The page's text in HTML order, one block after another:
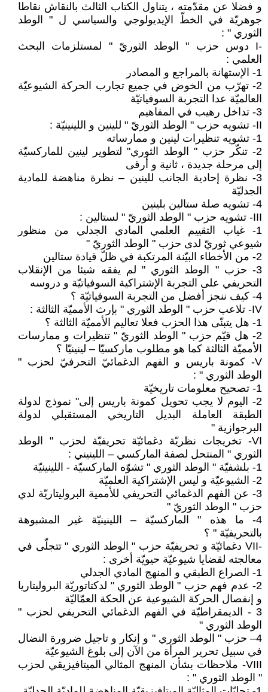
و فضلا عن مقدّمته ، يتناول الكتاب الثالث بالنقاش نقاطا
جوهريّة في الخطّ الإيديولوجي والسياسي ل " الوطد
الثوري " :
-I دوس حزب " الوطد الثوريّ " لمستلزمات البحث
العلمي :
1- الإستهانة بالمراجع و المصادر
2- تهرّب من الخوض في جميع تجارب الحركة الشيوعيّة
العالميّة عدا التجربة السوفياتيّة
3- تداخل رهيب في المفاهيم
II- تشويه حزب " الوطد الثوريّ " للينين و اللينينيّة :
1- تشويه تنظيرات لينين و ممارساته
2- تنكّر حزب " الوطد الثوري" لتطوير لينين للماركسيّة
إلى مرحلة جديدة ، ثانية و أرقى
3- نظرة إحادية الجانب للينين – نظرة مناهضة للمادية
الجدليّة
4- تشويه صلة ستالين بلينين
III- تشويه حزب " الوطد الثوريّ " لستالين :
1- غياب التقييم العلمي المادي الجدلي من منظور
شيوعي ثوريّ لدى حزب " الوطد الثوريّ "
2- من الأخطاء البيّنة المرتكبة في ظلّ قيادة ستالين
3- حزب " الوطد الثوري " لم يفقه شيئا من الإنقلاب
التحريفي على التجربة الإشتراكية السوفياتيّة و دروسه
4- كيف ننجز أفضل من التجربة السوفياتيّة ؟
IV- تلاعب حزب " الوطد الثوري " بإرث الأمميّة الثالثة :
1- هل يتبنّى هذا الحزب فعلا تعاليم الأمميّة الثالثة ؟
2- هل قيّم حزب " الوطد الثوريّ " تنظيرات و ممارسات
الأمميّة الثالثة كما هو مطلوب ماركسيّا – لينينيّا ؟
V- كمونة باريس و الفهم الدغمائيّ التحرفيّ لحزب "
الوطد الثوري " :
1- تصحيح معلومات تاريخيّة
2- اليوم لا يجب تحويل كمونة باريس إلى" نموذج لدولة
الطبقة العاملة البديل التاريخي المستقبلي لدولة
البرجوازية "
VI- تخريجات نظريّة دغمائيّة تحريفيّة لحزب " الوطد
الثوري " المنتحل لصفة الماركسي – اللينيني :
1- بلشفيّة " الوطد الثوري " تشوّه الماركسيّة - اللينينيّة
2- الشيوعيّة و ليس الإشتراكية العلميّة
3- عن الفهم الدغمائي التحريفي للأممية البروليتاريّة لدي
حزب " الوطد الثوريّ "
4- ما هذه " الماركسيّة – اللينينيّة غير المشبوهة
بالتحريفيّة " ؟
-VII دغمائيّة و تحريفيّة حزب " الوطد الثوري " تتجلّى في
معالجته لقضايا شيوعيّة حيويّة أخرى :
1- الصراع الطبقي و المنهج المادي الجدلي
2- عدم فهم حزب " الوطد الثوري " لدكتاتوريّة البروليتاريا
و إنفصال الحركة الشيوعية عن الحكة العمّاليّة
3 - الديمقراطيّة في الفهم الدغمائي التحريفي لحزب "
الوطد الثوري "
4– حزب " الوطد الثوري " و إنكار و تاجيل ضرورة النضال
في سبيل تحرير المرأة من الآن إلى بلوغ الشيوعيّة
VIII- ملاحظات بشأن المنهج المثالي الميتافيزيقي لحزب
" الوطد الثوري " :